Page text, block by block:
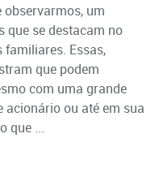
um
que se destacam no
familiares. Essas,
que podem
com uma grande
ou até em sua
que ...